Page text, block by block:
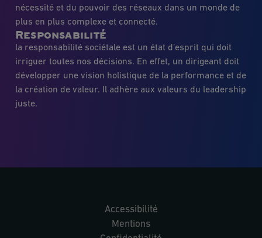
nécessité et du pouvoir des réseaux dans un monde de
plus en plus complexe et connecté.
Responsabilité
la responsabilité sociétale est un état d’esprit qui doit
irriguer toutes nos décisions. En effet, un dirigeant doit
développer une vision holistique de la performance et de
la création de valeur. Il adhère aux valeurs du leadership
juste.
Accessibilité
Mentions